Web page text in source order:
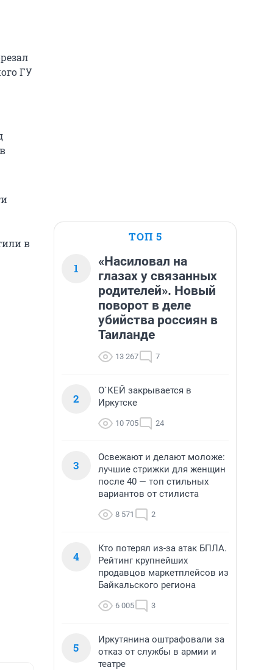
ГУ
в
ТОП 5
1
«Насиловал на
глазах у связанных
родителей». Новый
поворот в деле
убийства россиян в
Таиланде
13 267 7
2
О`КЕЙ закрывается в
Иркутске
10 705 24
3
Освежают и делают моложе:
лучшие стрижки для женщин
после 40 — топ стильных
вариантов от стилиста
8 571 2
4
Кто потерял из-за атак БПЛА.
Рейтинг крупнейших
продавцов маркетплейсов из
Байкальского региона
6 005 3
5
Иркутянина оштрафовали за
отказ от службы в армии и
театре